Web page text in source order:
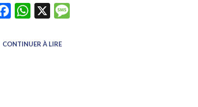
Facebook
WhatsApp
X Message
CONTINUER À LIRE